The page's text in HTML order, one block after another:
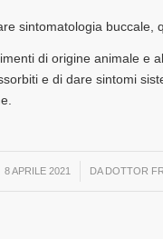
sintomatologia buccale,
di origine animale e
e di dare sintomi
8 APRILE 2021
/ DA DOTTOR